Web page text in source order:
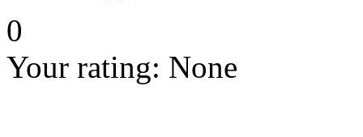
0
Your rating: None